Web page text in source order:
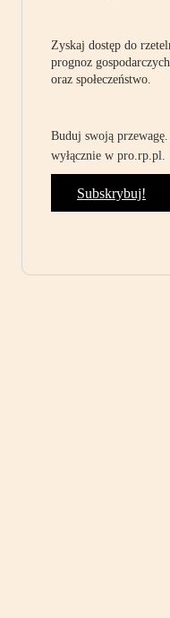
Zyskaj dostęp do
prognoz
oraz społeczeństwo.
Buduj swoją
wyłącznie w pro.rp.pl.
Subskrybuj!